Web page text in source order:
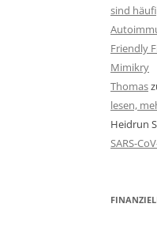
sind
Friendly
Mimikry
Thomas
lesen,
Heidrun
SARS-